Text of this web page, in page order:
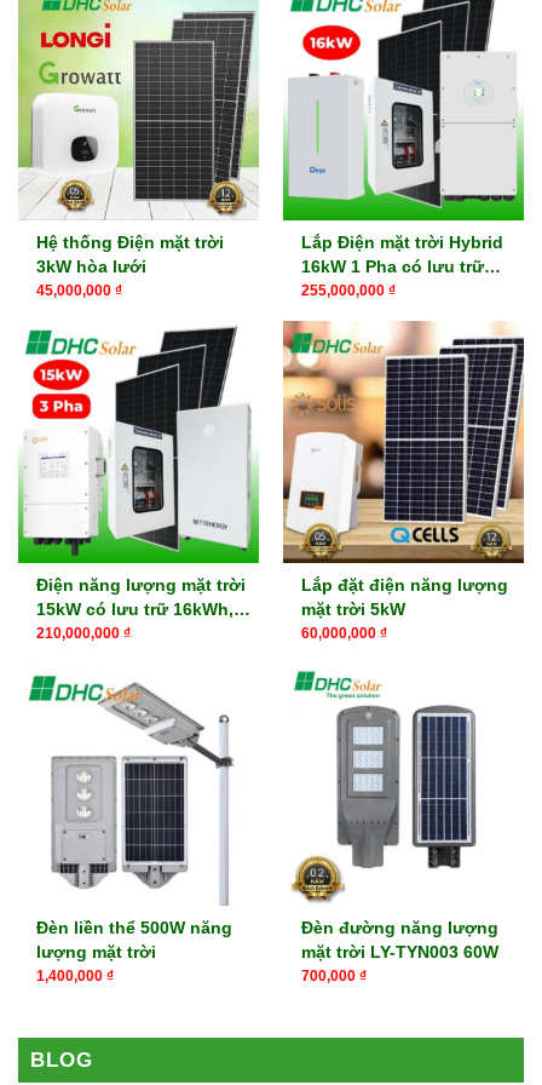
Hệ thống Điện mặt trời
3kW hòa lưới
45,000,000 ₫
Lắp Điện mặt trời Hybrid
16kW 1 Pha có lưu trữ
16kWh, 32kWh
255,000,000 ₫
Điện năng lượng mặt trời
15kW có lưu trữ 16kWh,
32kWh
210,000,000 ₫
Lắp đặt điện năng lượng
mặt trời 5kW
60,000,000 ₫
Đèn liền thể 500W năng
lượng mặt trời
1,400,000 ₫
Đèn đường năng lượng
mặt trời LY-TYN003 60W
700,000 ₫
BLOG